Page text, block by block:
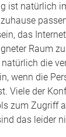
ist natürlich
das
Raum
die
wenn die
Viele der
zum Zugriff
das leider